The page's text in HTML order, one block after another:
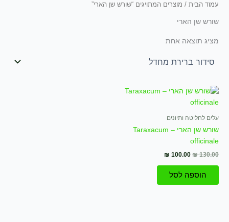
עמוד הבית / מוצרים המתויגים “שורש שן הארי”
שורש שן הארי
מציג תוצאה אחת
עלים לחליטה ותיונים
שורש שן הארי – Taraxacum
officinale
₪130.00
המחיר
היה:
₪ 100.00
המחיר
הוספה לסל